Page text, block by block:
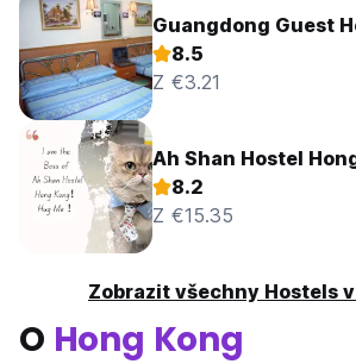
Guangdong Guest
8.5
Z €3.21
Ah Shan Hostel
8.2
Z €15.35
Zobrazit všechny Hostels
O Hong Kong